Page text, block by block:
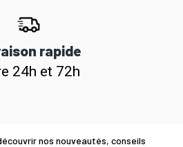
rapide
24h et 72h
nos nouveautés, conseils